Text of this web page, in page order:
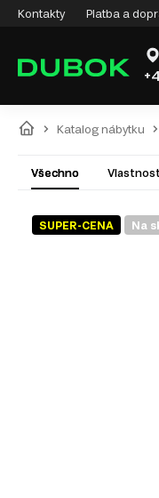
Kontakty Platba a
Katalog nábytku
Všechno
SUPER-CENA Na